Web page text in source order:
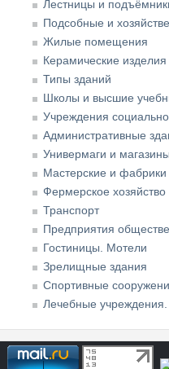
Лестницы и
Подсобные и
Жилые помещения
Керамические изделия
Типы зданий
Школы и высшие
Учреждения
Административные
Универмаги и магазины
Мастерские и фабрики
Фермерское хозяйство
Транспорт
Предприятия
Гостиницы. Мотели
Зрелищные здания
Спортивные
Лечебные